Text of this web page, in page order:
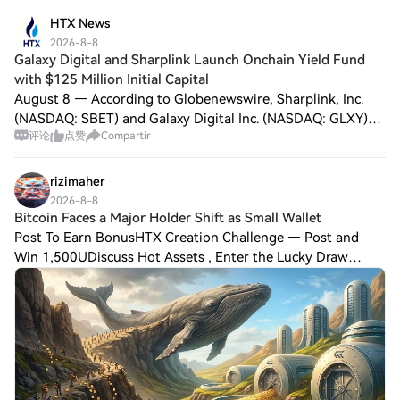
a XRP 2.0 no está disponible
públicamente. En el sector de las
criptomonedas, el respaldo de inversores
respetables puede influir
significativamente en la credibilidad y el
éxito de un proyecto, sin embargo, la
transparencia sobre los patrocinadores
2.0 se destaca al emplear una
combinación de tecnología blockchain y
algoritmos de encriptación avanzados que
aseguran transacciones seguras y
descentralizadas. Su estructura innovadora
incluye características únicas diseñadas
para fomentar el compromiso del usuario y
ampliar las funcionalidades más allá de las
transacciones convencionales de
criptomonedas. Entre estas características,
XRP 2.0 incorpora capacidades impulsadas
por IA, como funcionalidades de texto a
HTX News
2026-8-8
Galaxy Digital and Sharplink Launch Onchain Yield Fund
with $125 Million Initial Capital
August 8 — According to Globenewswire, Sharplink, Inc.
(NASDAQ: SBET) and Galaxy Digital Inc. (NASDAQ: GLXY)
jointly announced the launch of the Galaxy Sharplink
评论 点赞 Compartir
rizimaher
2026-8-8
Bitcoin Faces a Major Holder Shift as Small Wallet
Post To Earn BonusHTX Creation Challenge — Post and
Win 1,500UDiscuss Hot Assets , Enter the Lucky Draw
Bitcoin Faces a Major Holder Shift as Small Wallets Sell and
Large Players AccumulateAddresses w